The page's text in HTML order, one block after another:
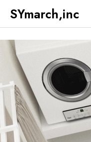
SYmarch,inc